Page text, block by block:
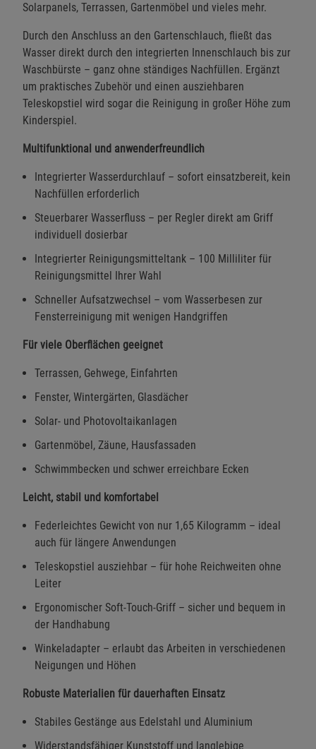
Solarpanels, Terrassen, Gartenmöbel und vieles mehr.
Durch den Anschluss an den Gartenschlauch, fließt das
Wasser direkt durch den integrierten Innenschlauch bis zur
Waschbürste – ganz ohne ständiges Nachfüllen. Ergänzt
um praktisches Zubehör und einen ausziehbaren
Teleskopstiel wird sogar die Reinigung in großer Höhe zum
Kinderspiel.
Multifunktional und anwenderfreundlich
Integrierter Wasserdurchlauf – sofort einsatzbereit, kein
Nachfüllen erforderlich
Steuerbarer Wasserfluss – per Regler direkt am Griff
individuell dosierbar
Integrierter Reinigungsmitteltank – 100 Milliliter für
Reinigungsmittel Ihrer Wahl
Schneller Aufsatzwechsel – vom Wasserbesen zur
Fensterreinigung mit wenigen Handgriffen
Für viele Oberflächen geeignet
Terrassen, Gehwege, Einfahrten
Fenster, Wintergärten, Glasdächer
Solar- und Photovoltaikanlagen
Gartenmöbel, Zäune, Hausfassaden
Schwimmbecken und schwer erreichbare Ecken
Leicht, stabil und komfortabel
Federleichtes Gewicht von nur 1,65 Kilogramm – ideal
auch für längere Anwendungen
Teleskopstiel ausziehbar – für hohe Reichweiten ohne
Leiter
Ergonomischer Soft-Touch-Griff – sicher und bequem in
der Handhabung
Winkeladapter – erlaubt das Arbeiten in verschiedenen
Neigungen und Höhen
Robuste Materialien für dauerhaften Einsatz
Stabiles Gestänge aus Edelstahl und Aluminium
Widerstandsfähiger Kunststoff und langlebige